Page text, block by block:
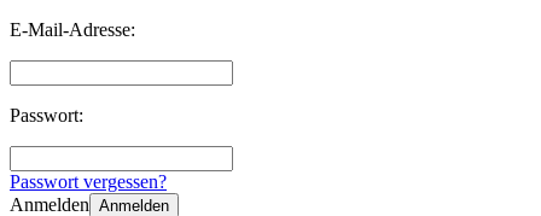
E-Mail-Adresse:
Passwort:
Passwort vergessen?
Anmelden Anmelden